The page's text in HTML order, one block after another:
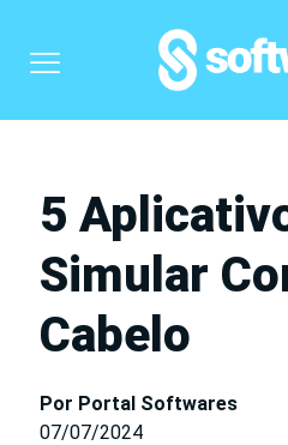
5
Simular
Cabelo
Por Portal Softwares
07/07/2024